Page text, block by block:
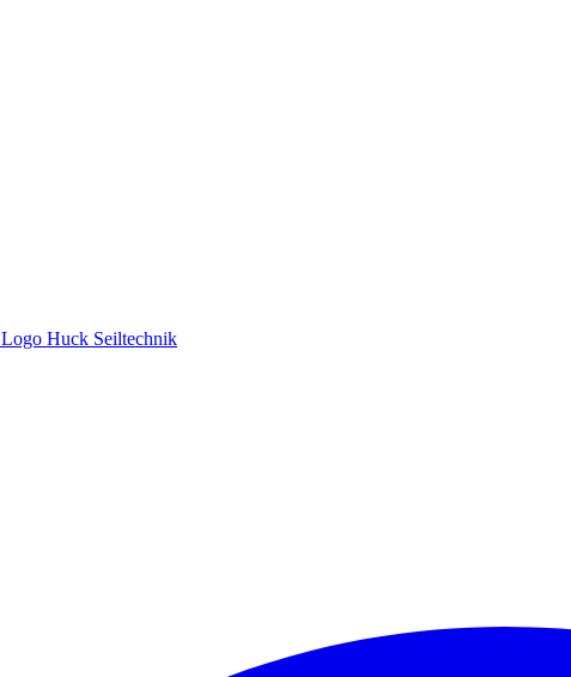
Logo Huck Seiltechnik